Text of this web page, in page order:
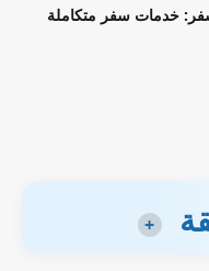
خدمات سفر متكاملة
+